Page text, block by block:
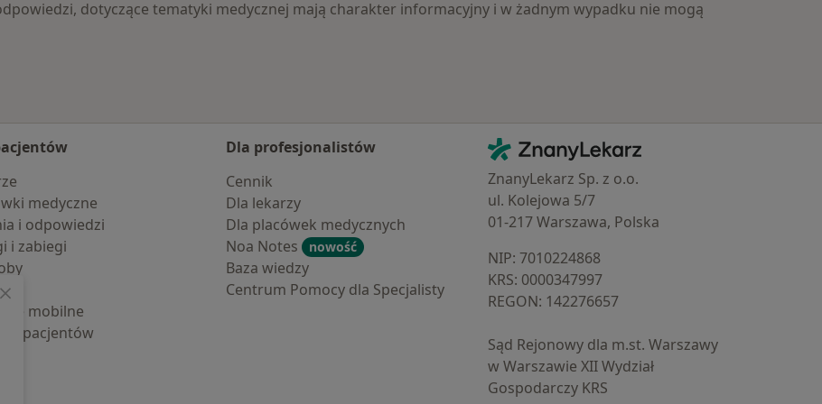
dotyczące tematyki medycznej mają charakter informacyjny i w żadnym wypadku nie mogą
medyczne
i odpowiedzi
i zabiegi
mobilne
dla pacjentów
Dla profesjonalistów
Cennik
Dla lekarzy
Dla placówek medycznych
Noa Notes
nowość
Baza wiedzy
Centrum Pomocy dla Specjalisty
Kontakt
ZnanyLekarz - Strona główna
ZnanyLekarz Sp. z o.o.
ul. Kolejowa 5/7
01-217 Warszawa, Polska
NIP: ⁠7010224868
KRS: ⁠0000347997
REGON: ⁠142276657
Sąd Rejonowy dla m.st. Warszawy
w Warszawie XII Wydział
Gospodarczy KRS